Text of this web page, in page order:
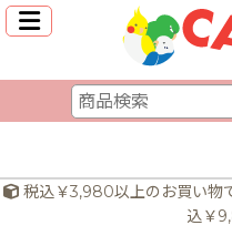
税込￥3,980以上のお買い物
込￥